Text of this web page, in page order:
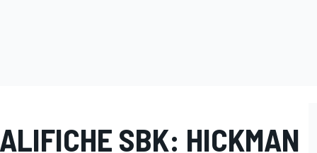
SBK: HICKMAN